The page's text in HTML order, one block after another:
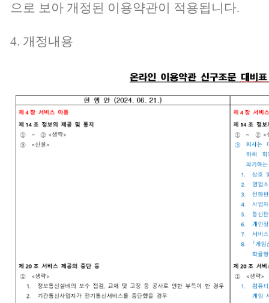
으로 보아 개정된 이용약관이 적용됩니다.
4. 개정내용